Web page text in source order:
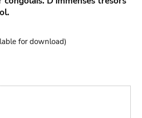
for download)